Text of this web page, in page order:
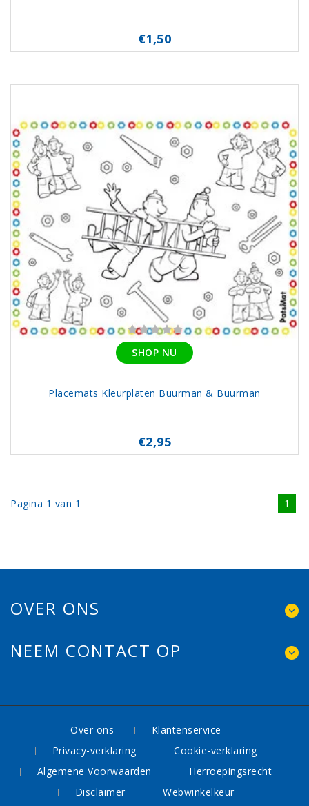
€1,50
SHOP NU
Placemats Kleurplaten Buurman & Buurman
€2,95
Pagina 1 van 1 1
OVER ONS
NEEM CONTACT OP
Over ons
Klantenservice
Privacy-verklaring
Cookie-verklaring
Algemene Voorwaarden
Herroepingsrecht
Disclaimer
Webwinkelkeur